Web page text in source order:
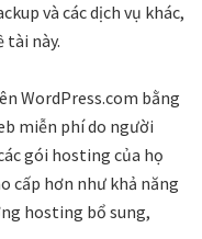
và các dịch vụ khác,
tài này.
WordPress.com bằng
miễn phí do người
gói hosting của họ
cấp hơn như khả năng
hosting bổ sung,